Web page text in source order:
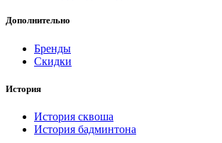
Дополнительно
Бренды
Скидки
История
История сквоша
История бадминтона